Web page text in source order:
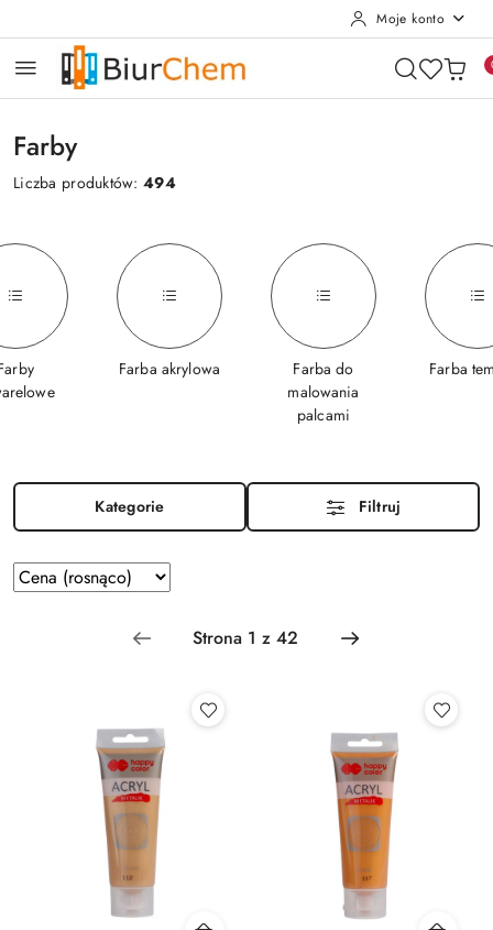
Moje konto
Farby
Liczba produktów:494
Farba akrylowa
Farba do
malowania
palcami
Farba
Kategorie Filtruj
Zastosowano sortowanie: Cena (rosnąco).
Sortuj
według